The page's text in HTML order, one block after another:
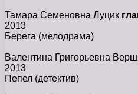
Тамара Семеновна Луцик
2013
Берега (мелодрама)
Валентина Григорьевна
2013
Пепел (детектив)